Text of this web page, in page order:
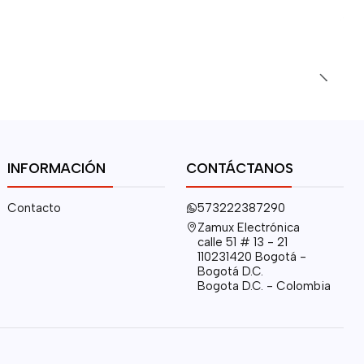
INFORMACIÓN
Contacto
CONTÁCTANOS
573222387290
Zamux Electrónica
calle 51 # 13 - 21
110231420 Bogotá -
Bogotá D.C.
Bogota D.C. - Colombia